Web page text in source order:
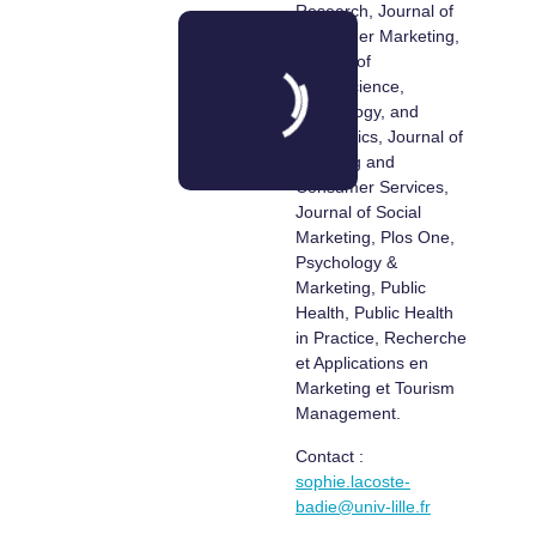
Research, Journal of
Consumer Marketing,
Journal of
Neuroscience,
Psychology, and
Economics, Journal of
Retailing and
Consumer Services,
Journal of Social
Marketing, Plos One,
Psychology &
Marketing, Public
Health, Public Health
in Practice, Recherche
et Applications en
Marketing et Tourism
Management.
Contact :
sophie.lacoste-
badie@univ-lille.fr